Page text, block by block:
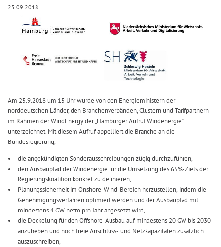
25.09.2018
Am 25.9.2018 um 15 Uhr wurde von den Energieministern der
norddeutschen Länder, den Branchenverbänden, Clustern und Tarifpartnern
im Rahmen der WindEnergy der „Hamburger Aufruf Windenergie“
unterzeichnet. Mit diesem Aufruf appelliert die Branche an die
Bundesregierung,
die angekündigten Sonderausschreibungen zügig durchzuführen,
den Ausbaupfad der Windenergie für die Umsetzung des 65%-Ziels der
Regierungskoalition konkret zu definieren,
Planungssicherheit im Onshore-Wind-Bereich herzustellen, indem die
Genehmigungsverfahren optimiert werden und der Ausbaupfad mit
mindestens 4 GW netto pro Jahr angesetzt wird,
die Deckelung für den Offshore-Ausbau auf mindestens 20 GW bis 2030
anzuheben und noch freie Anschluss- und Netzkapazitäten zusätzlich
auszuschreiben,